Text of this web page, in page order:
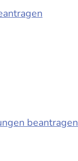
beantragen